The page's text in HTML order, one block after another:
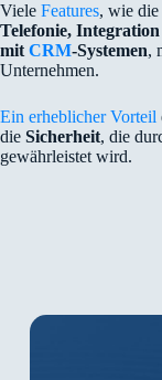
Viele Features, wie
Telefonie,
mit CRM-Systemen,
Unternehmen.
Ein erheblicher Vorteil
die Sicherheit, die
gewährleistet wird.